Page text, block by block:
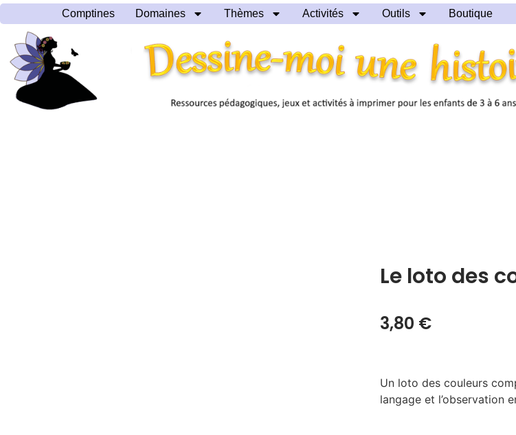
Comptines Domaines Thèmes Activités Outils Boutique
Le loto des
3,80 €
Un loto des couleurs
langage et l’observation